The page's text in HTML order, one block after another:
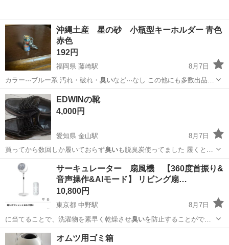
沖縄土産 星の砂 小瓶型キーホルダー 青色
赤色
192円
福岡県 藤崎駅
8月7日
カラー···ブルー系 汚れ・破れ・ 臭いなど···なし この他にも多数出品
し…
福岡 福岡市 その他
EDWINの靴
4,000円
愛知県 金山駅
8月7日
買ってから数回しか履いておらず臭いも脱臭炭使ってました 履くと必
ず靴擦れ…
愛知 名古屋市 金山駅 EDWIN
サーキュレーター 扇風機 【360度首振り&
音声操作&AIモード】 リビング扇…
10,800円
東京都 中野駅
8月7日
に当てることで、洗濯物を素早く乾燥させ臭いを防止することができ
ます。 【静音＆…
東京 中野区 中野駅 季節、空調家電
オムツ用ゴミ箱